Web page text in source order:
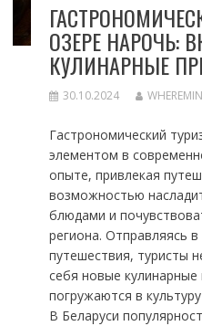
ОЗЕРЕ НАРОЧЬ:
КУЛИНАРНЫЕ
30.10.2024
Гастрономический
элементом в
опыте, привлекая
возможностью
блюдами и
региона. Отправляясь
путешествия, туристы
себя новые кулинарные
погружаются в
В Беларуси